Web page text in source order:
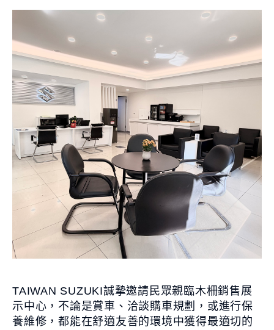
TAIWAN SUZUKI誠摯邀請民眾親臨木柵銷售展
示中心，不論是賞車、洽談購車規劃，或進行保
養維修，都能在舒適友善的環境中獲得最適切的